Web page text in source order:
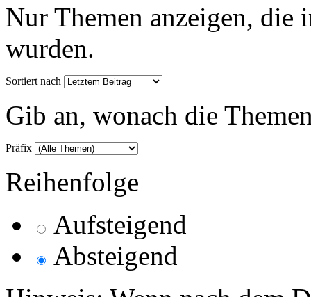
Nur Themen anzeigen, die
wurden.
Sortiert nach
Gib an, wonach die
Präfix
Reihenfolge
Aufsteigend
Absteigend